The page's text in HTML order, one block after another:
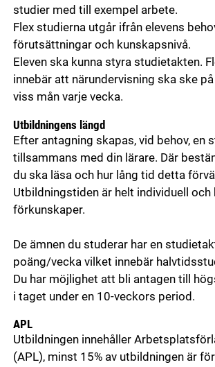
studier med till exempel arbete.
Flex studierna utgår ifrån elevens
förutsättningar och kunskapsnivå.
Eleven ska kunna styra studietakten.
innebär att närundervisning ska ske
viss mån varje vecka.
Utbildningens längd
Efter antagning skapas, vid behov, en
tillsammans med din lärare. Där
du ska läsa och hur lång tid detta
Utbildningstiden är helt individuell och
förkunskaper.
De ämnen du studerar har en
poäng/vecka vilket innebär
Du har möjlighet att bli antagen till
i taget under en 10-veckors period.
APL
Utbildningen innehåller
(APL), minst 15% av utbildningen är